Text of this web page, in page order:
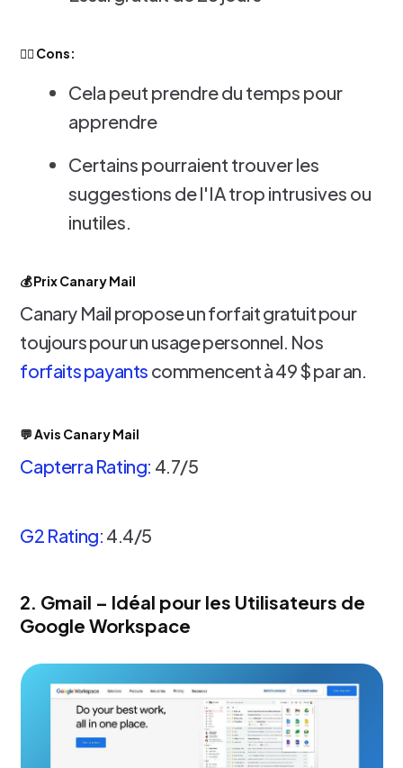
👎🏻 Cons:
Cela peut prendre du temps pour
apprendre
Certains pourraient trouver les
suggestions de l'IA trop intrusives ou
inutiles.
💰 Prix Canary Mail
Canary Mail propose un forfait gratuit pour
toujours pour un usage personnel. Nos
forfaits payants commencent à 49 $ par an.
💬 Avis Canary Mail
Capterra Rating: 4.7/5
G2 Rating: 4.4/5
2. Gmail – Idéal pour les Utilisateurs de
Google Workspace